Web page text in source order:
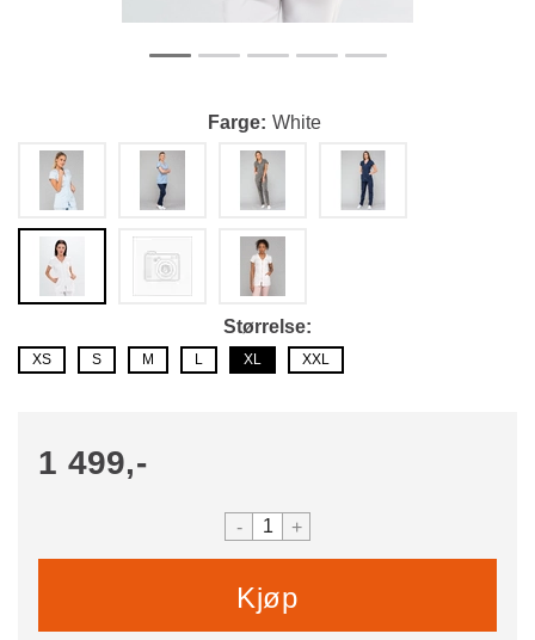
Farge White
Størrelse
XS S M L XL XXL
1 499,-
- +
Kjøp